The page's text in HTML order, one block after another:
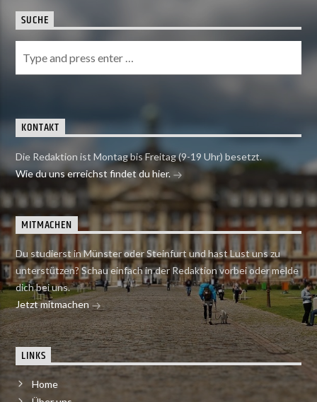
SUCHE
KONTAKT
Die Redaktion ist Montag bis Freitag (9-19 Uhr) besetzt.
Wie du uns erreichst findet du hier.
MITMACHEN
Du studierst in Münster oder Steinfurt und hast Lust uns zu
unterstützen? Schau einfach in der Redaktion vorbei oder melde
dich bei uns.
Jetzt mitmachen
LINKS
Home